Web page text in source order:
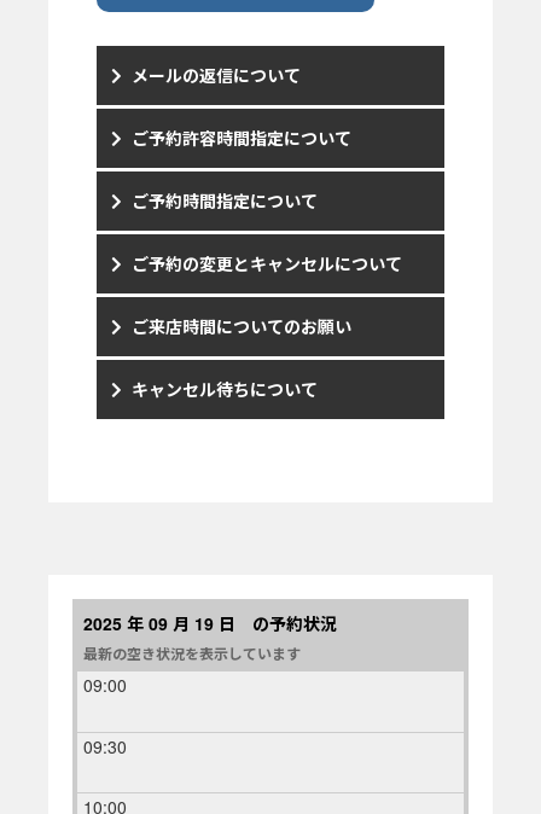
メールの返信について
ご予約許容時間指定について
ご予約時間指定について
ご予約の変更とキャンセルについて
ご来店時間についてのお願い
キャンセル待ちについて
2025 年 09 月 19 日 の予約状況
最新の空き状況を表示しています
09:00
09:30
10:00